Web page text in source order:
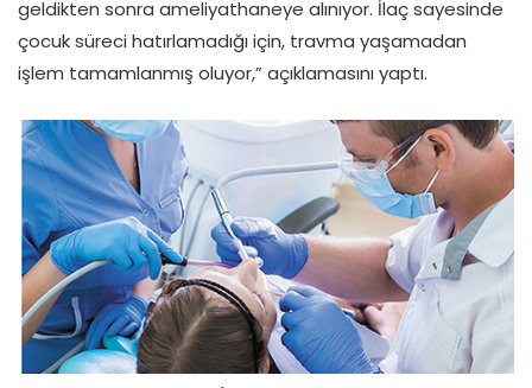
geldikten sonra ameliyathaneye alınıyor. İlaç sayesinde
çocuk süreci hatırlamadığı için, travma yaşamadan
işlem tamamlanmış oluyor,” açıklamasını yaptı.